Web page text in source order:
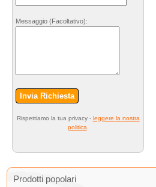
Messaggio (Facoltativo):
Invia Richiesta
Rispettiamo la tua privacy - leggere la nostra
politica.
Prodotti popolari